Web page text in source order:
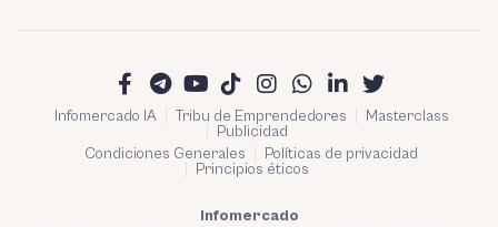
Infomercado IA Tribu de Emprendedores
Masterclass
Publicidad
Condiciones Generales
Políticas de privacidad
Principios éticos
Infomercado